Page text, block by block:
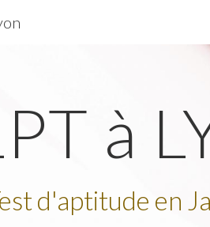
content
à
d'aptitude en